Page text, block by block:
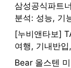
삼성공식파트
분석: 성능, 기
[누비앤타보]
여행, 기내반
Bear 올스텐